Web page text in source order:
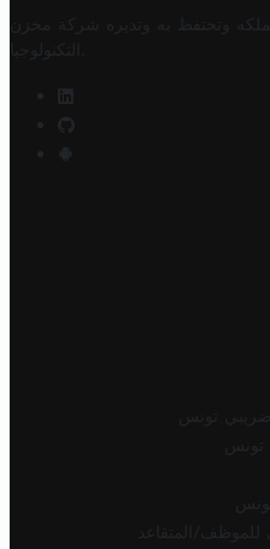
وتحتفظ به وتديره
شركة مخزن
التكنولوجيا
تونس
المتقاعد